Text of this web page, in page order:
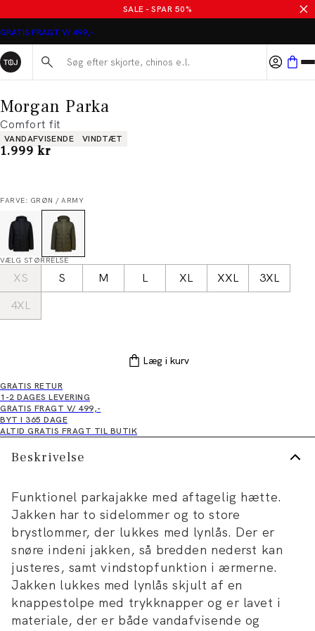
SALE - SPAR 50%
GRATIS FRAGT V/ 499,-
Søg her...
Morgan Parka
Comfort fit
Produkt egenskaber
VANDAFVISENDE VINDTÆT
I alt (inkl. rabat)
1.999 kr
FARVE: GRØN / ARMY
VÆLG STØRRELSE
XS S M L XL XXL
3XL
4XL
Læg i kurv
GRATIS RETUR
1-2 DAGES LEVERING
GRATIS FRAGT V/ 499,-
BYT I 365 DAGE
ALTID GRATIS FRAGT TIL BUTIK
Beskrivelse
Funktionel parkajakke med aftagelig hætte.
Jakken har to sidelommer og to store
brystlommer, der lukkes med lynlås. Der er
snøre indeni jakken, så bredden nederst kan
justeres, samt vindstopfunktion i ærmerne.
Jakken lukkes med lynlås skjult af en
knappestolpe med trykknapper og er lavet i
materiale, der er både vandafvisende og